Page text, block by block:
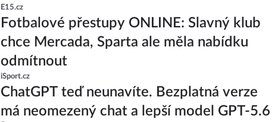
E15.cz
Fotbalové přestupy ONLINE: Slavný klub
chce Mercada, Sparta ale měla nabídku
odmítnout
iSport.cz
ChatGPT teď neunavíte. Bezplatná verze
má neomezený chat a lepší model GPT-5.6